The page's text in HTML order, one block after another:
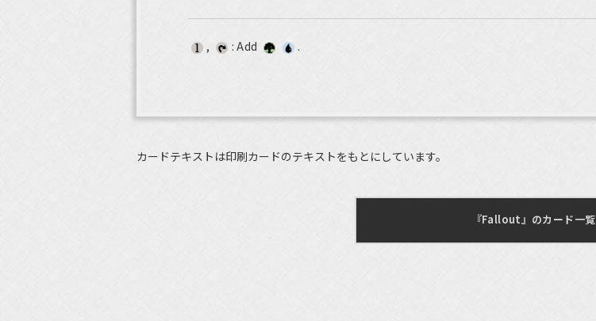
, : Add .
カードテキストは印刷カードのテキストをもとにしています。
『Fallout』のカード一覧